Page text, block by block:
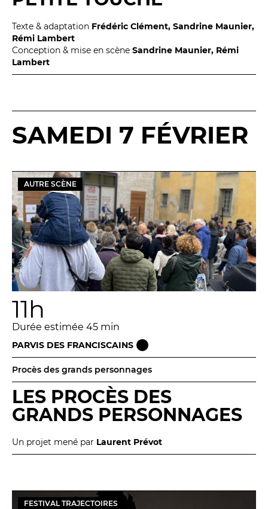
Texte & adaptation Frédéric Clément, Sandrine Maunier,
Rémi Lambert
Conception & mise en scène Sandrine Maunier, Rémi
Lambert
SAMEDI 7 FÉVRIER
AUTRE SCÈNE
11h
Durée estimée 45 min
PARVIS DES FRANCISCAINS
Procès des grands personnages
LES PROCÈS DES
GRANDS PERSONNAGES
Un projet mené par Laurent Prévot
FESTIVAL TRAJECTOIRES